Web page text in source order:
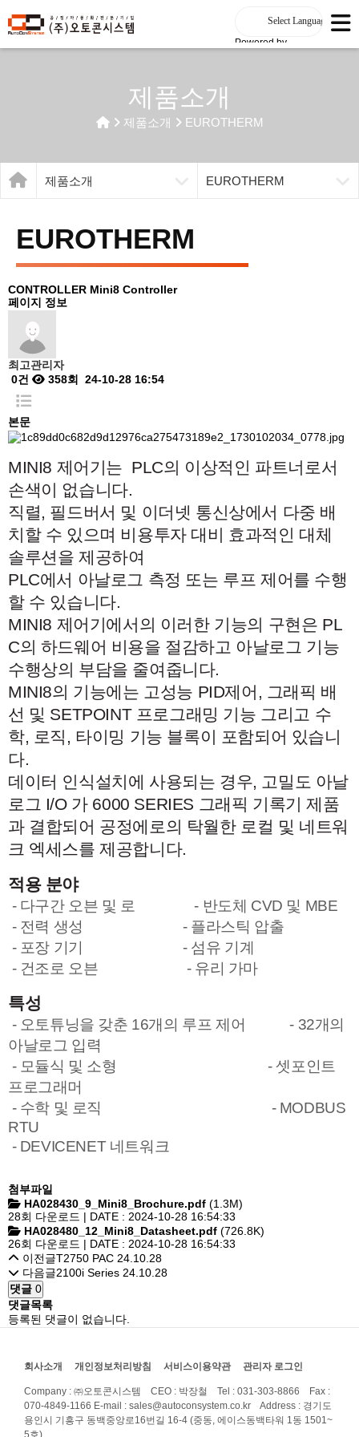
Powered by
제품소개
제품소개 EUROTHERM
제품소개 EUROTHERM
EUROTHERM
CONTROLLER Mini8 Controller
페이지 정보
최고관리자
0건
358회 24-10-28 16:54
본문
MINI8 제어기는 PLC의 이상적인 파트너로서
손색이 없습니다.
직렬, 필드버서 및 이더넷 통신상에서 다중 배
치할 수 있으며 비용투자 대비 효과적인 대체
솔루션을 제공하여
PLC에서 아날로그 측정 또는 루프 제어를 수행
할 수 있습니다.
MINI8 제어기에서의 이러한 기능의 구현은 PL
C의 하드웨어 비용을 절감하고 아날로그 기능
수행상의 부담을 줄여줍니다.
MINI8의 기능에는 고성능 PID제어, 그래픽 배
선 및 SETPOINT 프로그래밍 기능 그리고 수
학, 로직, 타이밍 기능 블록이 포함되어 있습니
다.
데이터 인식설치에 사용되는 경우, 고밀도 아날
로그 I/O 가 6000 SERIES 그래픽 기록기 제품
과 결합되어 공정에로의 탁월한 로컬 및 네트워
크 엑세스를 제공합니다.
적용 분야
- 다구간 오븐 및 로- 반도체 CVD 및 MBE
- 전력 생성
- 플라스틱 압출
- 포장 기기
- 섬유 기계
- 건조로 오븐
- 유리 가마
특성
- 오토튜닝을 갖춘 16개의 루프 제어- 32개의
아날로그 입력
- 모듈식 및 소형
- 셋포인트
프로그래머
- 수학 및 로직
- MODBUS
RTU
- DEVICENET 네트워크
첨부파일
HA028430_9_Mini8_Brochure.pdf (1.3M)
28회 다운로드 | DATE : 2024-10-28 16:54:33
HA028480_12_Mini8_Datasheet.pdf (726.8K)
26회 다운로드 | DATE : 2024-10-28 16:54:33
이전글T2750 PAC 24.10.28
다음글2100i Series 24.10.28
댓글 0
댓글목록
등록된 댓글이 없습니다.
회사소개 개인정보처리방침 서비스이용약관 관리자 로그인
Company : ㈜오토콘시스템 CEO : 박장철 Tel : 031-303-8866 Fax :
070-4849-1166 E-mail : sales@autoconsystem.co.kr Address : 경기도
용인시 기흥구 동백중앙로16번길 16-4 (중동, 에이스동백타워 1동 1501~